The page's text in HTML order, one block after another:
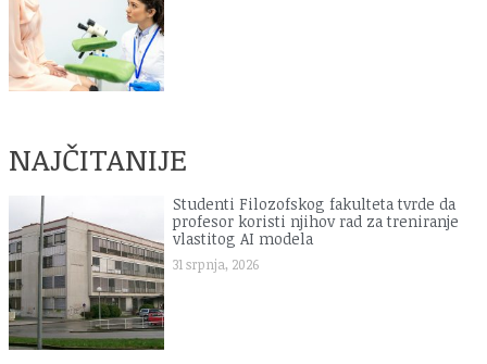
NAJČITANIJE
Studenti Filozofskog fakulteta tvrde da
profesor koristi njihov rad za treniranje
vlastitog AI modela
31 srpnja, 2026